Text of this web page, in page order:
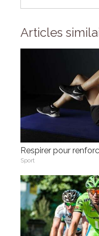
Articles
Respirer pour
Sport